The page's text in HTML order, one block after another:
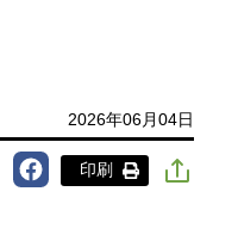
2026年06月04日
印刷